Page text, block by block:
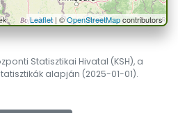
Leaflet| ©OpenStreetMapcontributors
Statisztikai Hivatal (KSH), a
alapján (2025-01-01).